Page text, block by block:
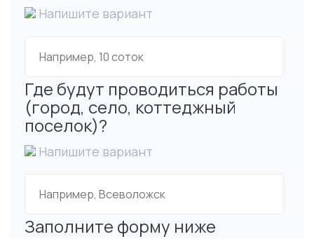
Напишите вариант
Где будут проводиться работы
(город, село, коттеджный
поселок)?
Напишите вариант
Заполните форму ниже